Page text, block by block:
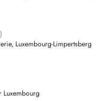
Luxembourg-Limpertsberg
Luxembourg